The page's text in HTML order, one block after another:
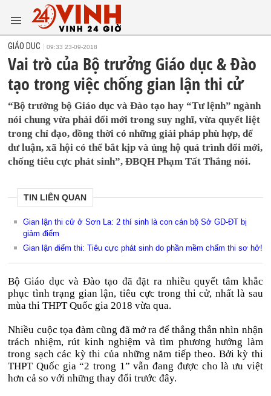
GIÁO DỤC 09:33 23-09-2018
Vai trò của Bộ trưởng Giáo dục & Đào
tạo trong việc chống gian lận thi cử
“Bộ trưởng bộ Giáo dục và Đào tạo hay “Tư lệnh” ngành
nói chung vừa phải đổi mới trong suy nghĩ, vừa quyết liệt
trong chỉ đạo, đồng thời có những giải pháp phù hợp, để
dư luận, xã hội có thể bắt kịp và ủng hộ quá trình đổi mới,
chống tiêu cực phát sinh”, ĐBQH Phạm Tất Thắng nói.
TIN LIÊN QUAN
Gian lận thi cử ở Sơn La: 2 thí sinh là con cán bộ Sở GD-ĐT bị
giảm điểm
Gian lận điểm thi: Tiêu cực phát sinh do phần mềm chấm thi sơ hở!
Bộ Giáo dục và Đào tạo đã đặt ra nhiều quyết tâm khắc
phục tình trạng gian lận, tiêu cực trong thi cử, nhất là sau
mùa thi THPT Quốc gia 2018 vừa qua.
Nhiều cuộc tọa đàm cũng đã mở ra để thẳng thắn nhìn nhận
trách nhiệm, rút kinh nghiệm và tìm phương hướng làm
trong sạch các kỳ thi của những năm tiếp theo. Bởi kỳ thi
THPT Quốc gia “2 trong 1” vẫn đang được cho là ưu việt
hơn cả so với những thay đổi trước đây.